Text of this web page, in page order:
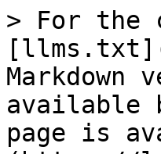
> For the
Markdown
available
page is